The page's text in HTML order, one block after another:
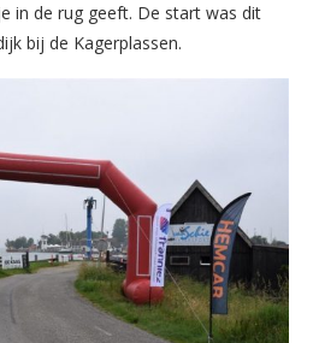
in de rug geeft. De start was dit
bij de Kagerplassen.